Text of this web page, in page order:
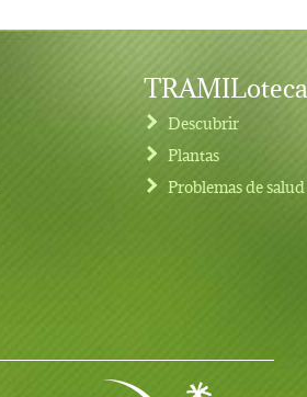
TRAMILoteca
Descubrir
Plantas
Problemas de salud